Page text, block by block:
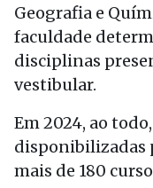
Geografia e
faculdade
disciplinas
vestibular.
Em 2024, ao
disponibilizadas
mais de 180